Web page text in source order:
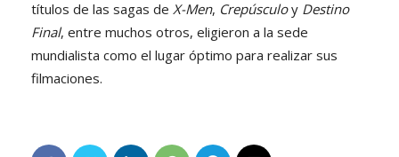
títulos de las sagas de X-Men, Crepúsculoy Destino
Final, entre muchos otros, eligieron a la sede
mundialista como el lugar óptimo para realizar sus
filmaciones.